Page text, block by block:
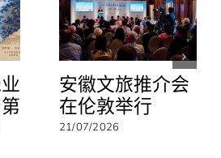
安徽文旅推介会
在伦敦举行
21/07/2026